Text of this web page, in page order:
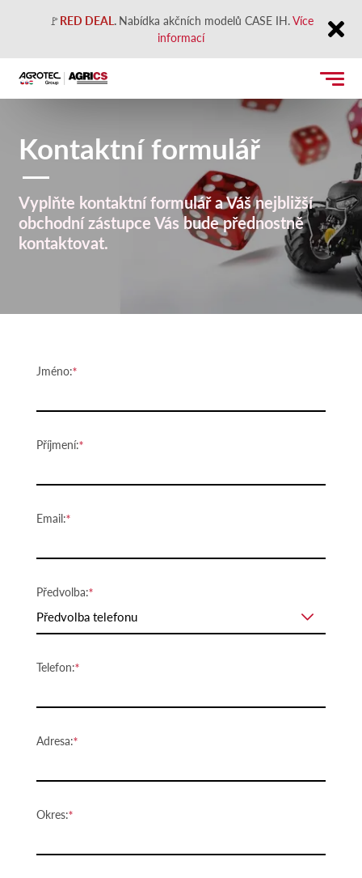
🚩RED DEAL. Nabídka akčních modelů CASE IH.Více
informací
Close
Kontaktní formulář
Vyplňte kontaktní formulář a Váš nejbližší
obchodní zástupce Vás bude přednostně
kontaktovat.
Jméno:
Příjmení:
Email:
Předvolba:
Předvolba telefonu
Telefon:
Adresa:
Okres: